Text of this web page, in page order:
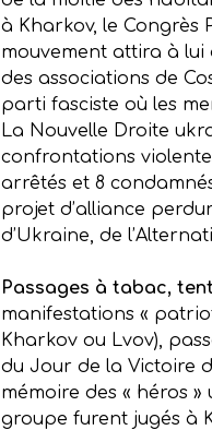
à Kharkov, le Congrès
mouvement attira à lui
des associations de
parti fasciste où les
La Nouvelle Droite
confrontations
arrêtés et 8
projet d’alliance
d’Ukraine, de
Passages à tabac,
manifestations «
Kharkov ou Lvov),
du Jour de la Victoire
mémoire des « héros
groupe furent jugés à